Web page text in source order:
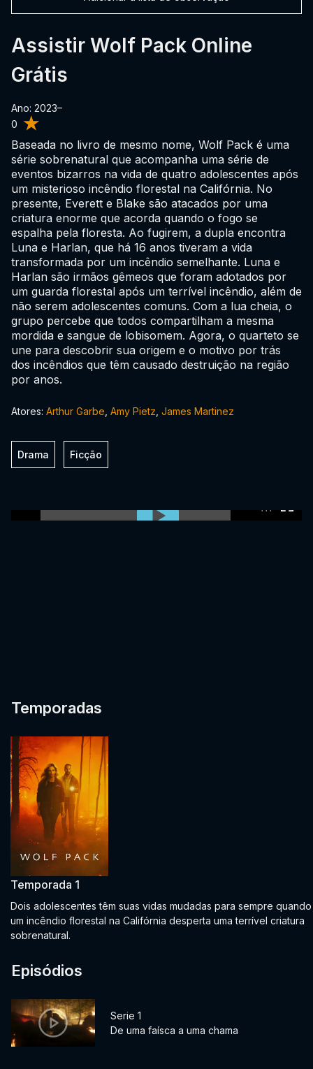
0
Assistir Wolf Pack Online
Grátis
Ano: 2023–
Baseada no livro de mesmo nome, Wolf Pack é uma
série sobrenatural que acompanha uma série de
eventos bizarros na vida de quatro adolescentes após
um misterioso incêndio florestal na Califórnia. No
presente, Everett e Blake são atacados por uma
criatura enorme que acorda quando o fogo se
espalha pela floresta. Ao fugirem, a dupla encontra
Luna e Harlan, que há 16 anos tiveram a vida
transformada por um incêndio semelhante. Luna e
Harlan são irmãos gêmeos que foram adotados por
um guarda florestal após um terrível incêndio, além de
não serem adolescentes comuns. Com a lua cheia, o
grupo percebe que todos compartilham a mesma
mordida e sangue de lobisomem. Agora, o quarteto se
une para descobrir sua origem e o motivo por trás
dos incêndios que têm causado destruição na região
por anos.
Atores: Arthur Garbe Amy Pietz James Martinez
Drama Ficção
Temporadas
Temporada 1
Dois adolescentes têm suas vidas mudadas para sempre quando
um incêndio florestal na Califórnia desperta uma terrível criatura
sobrenatural.
Episódios
Serie 1
De uma faísca a uma chama